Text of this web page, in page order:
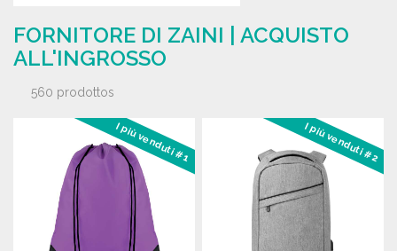
FORNITORE DI ZAINI | ACQUISTO
ALL'INGROSSO
560 prodottos
I più venduti #1 I più venduti #2